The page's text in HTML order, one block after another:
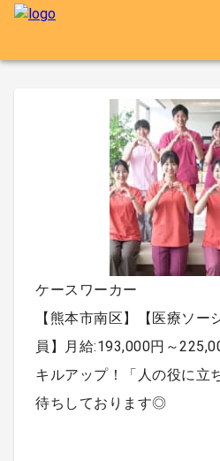
ケースワーカー
【熊本市南区】【医療ソー
員】月給:193,000円～
キルアップ！「人の役に立
待ちしております◎